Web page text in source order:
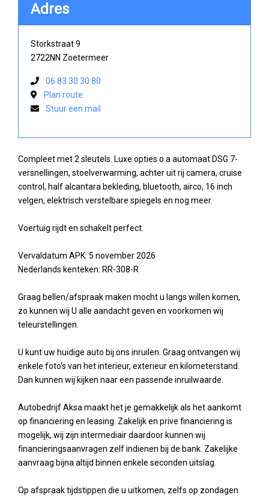
Compleet met 2 sleutels. Luxe opties o.a automaat DSG 7-
versnellingen, stoelverwarming, achter uit rij camera, cruise
control, half alcantara bekleding, bluetooth, airco, 16 inch
velgen, elektrisch verstelbare spiegels en nog meer.
Voertuig rijdt en schakelt perfect.
Vervaldatum APK: 5 november 2026
Nederlands kenteken: RR-308-R
Graag bellen/afspraak maken mocht u langs willen komen,
zo kunnen wij U alle aandacht geven en voorkomen wij
teleurstellingen.
U kunt uw huidige auto bij ons inruilen. Graag ontvangen wij
enkele foto's van het interieur, exterieur en kilometerstand.
Dan kunnen wij kijken naar een passende inruilwaarde.
Autobedrijf Aksa maakt het je gemakkelijk als het aankomt
op financiering en leasing. Zakelijk en prive financiering is
mogelijk, wij zijn intermediair daardoor kunnen wij
financieringsaanvragen zelf indienen bij de bank. Zakelijke
aanvraag bijna altijd binnen enkele seconden uitslag.
Op afspraak tijdstippen die u uitkomen, zelfs op zondagen
Adres
Storkstraat 9
2722NN Zoetermeer
06 83 30 30 80
Plan route
Stuur een mail